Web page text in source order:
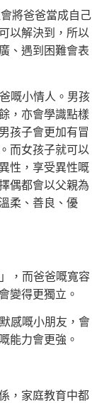
將爸爸當成自己
以解決到，所以
、遇到困難會表
嘅小情人。男孩
，亦會學識點樣
孩子會更加有冒
而女孩子就可以
性，享受異性嘅
偶都會以父親為
柔、善良、優
，而爸爸嘅寬容
變得更獨立。
感嘅小朋友，會
能力會更強。
，家庭教育中都